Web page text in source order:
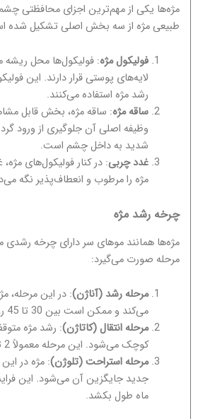
مژه‌ها یکی از مهم‌ترین اجزای محافظتی
طبیعی مژه از سه بخش اصلی تشکیل شده
فولیکول مژه: فولیکول‌ها محل ریشه
لایه‌های پوستی قرار دارند. این
رشد مژه استفاده می‌کنند.
ساقه مژه: ساقه مژه، بخش قابل
وظیفه اصلی آن جلوگیری از ورود گرد
شدید به داخل چشم است.
غدد چربی: در کنار فولیکول‌های
مژه را مرطوب و انعطاف‌پذیر نگه
چرخه رشد مژه
مژه‌ها همانند موهای سر دارای چرخه
مرحله صورت می‌گیرد:
مرحله رشد (آناژن): در این مرحله،
می‌کند و ممکن است بین 30 تا 45 روز طول بکشد.
مرحله انتقال (کاتاژن): رشد مژه
کوچک می‌شود. این مرحله معمولاً 2 تا 3 هفته طول می‌کشد.
مرحله استراحت (تلوژن): مژه در
جدید جایگزین آن می‌شود. این
ماه طول بکشد.